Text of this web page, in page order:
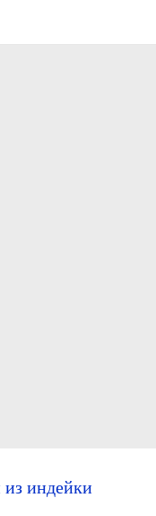
из индейки